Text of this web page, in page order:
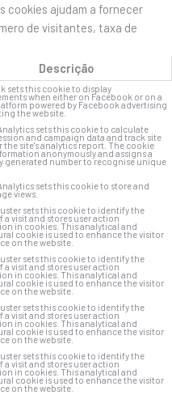
cookies ajudam a fornecer
de visitantes, taxa de
Descrição
sets this cookie to display
when either on Facebook or on a
powered by Facebook advertising
the website.
sets this cookie to calculate
and campaign data and track site
the site's analytics report. The cookie
anonymously and assigns a
generated number to recognise unique
sets this cookie to store and
views.
sets this cookie to identify the
a visit and stores user action
in cookies. This analytical and
cookie is used to enhance the visitor
on the website.
sets this cookie to identify the
a visit and stores user action
in cookies. This analytical and
cookie is used to enhance the visitor
on the website.
sets this cookie to identify the
a visit and stores user action
in cookies. This analytical and
cookie is used to enhance the visitor
on the website.
sets this cookie to identify the
a visit and stores user action
in cookies. This analytical and
cookie is used to enhance the visitor
on the website.